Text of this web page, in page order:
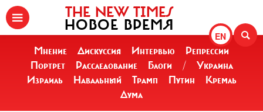
EN
THE NEW TIMES
НОВОЕ ВРЕМЯ
Мнение Дискуссия Интервью
Репрессии
Портрет
Расследование Блоги /
Украина
Израиль
Навальный Трамп Путин
Кремль
Дума